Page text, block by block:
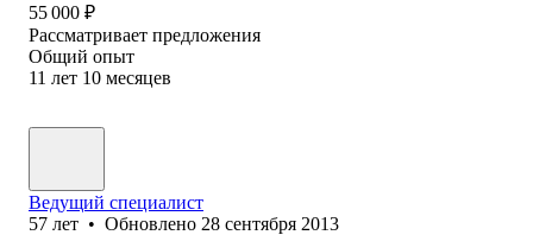
55 000 ₽
Рассматривает предложения
Общий опыт
11 лет 10 месяцев
Ведущий специалист
57 лет • Обновлено 28 сентября 2013